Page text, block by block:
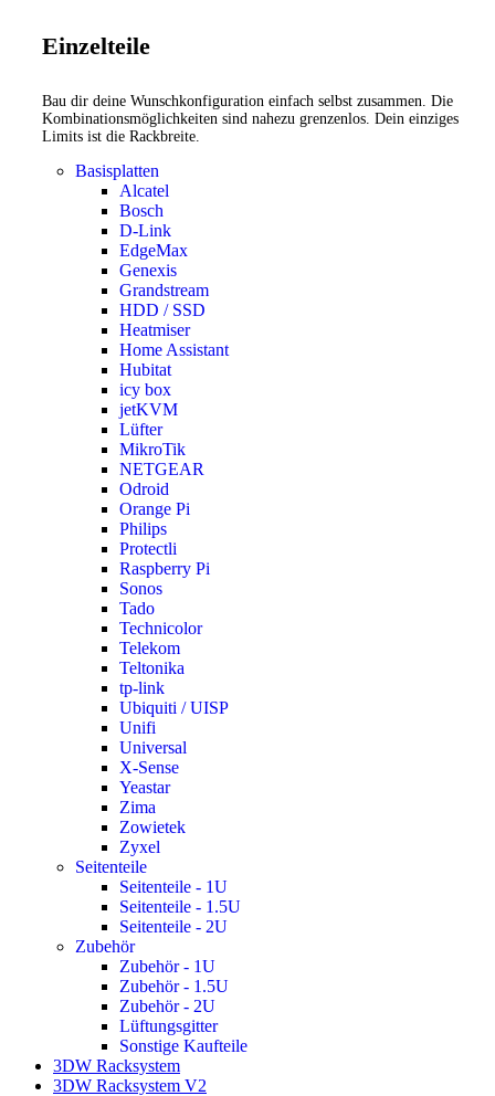
Einzelteile
Bau dir deine Wunschkonfiguration einfach selbst zusammen. Die
Kombinationsmöglichkeiten sind nahezu grenzenlos. Dein einziges
Limits ist die Rackbreite.
Basisplatten
Alcatel
Bosch
D-Link
EdgeMax
Genexis
Grandstream
HDD / SSD
Heatmiser
Home Assistant
Hubitat
icy box
jetKVM
Lüfter
MikroTik
NETGEAR
Odroid
Orange Pi
Philips
Protectli
Raspberry Pi
Sonos
Tado
Technicolor
Telekom
Teltonika
tp-link
Ubiquiti / UISP
Unifi
Universal
X-Sense
Yeastar
Zima
Zowietek
Zyxel
Seitenteile
Seitenteile - 1U
Seitenteile - 1.5U
Seitenteile - 2U
Zubehör
Zubehör - 1U
Zubehör - 1.5U
Zubehör - 2U
Lüftungsgitter
Sonstige Kaufteile
3DW Racksystem
3DW Racksystem V2